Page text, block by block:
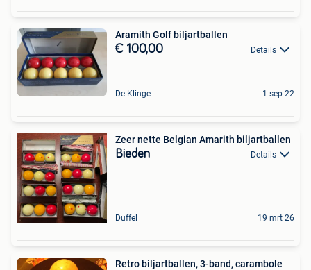
Aramith Golf biljartballen
€ 100,00 Details
De Klinge 1 sep 22
Zeer nette Belgian Amarith biljartballen
Bieden Details
Duffel 19 mrt 26
Retro biljartballen, 3-band, carambole